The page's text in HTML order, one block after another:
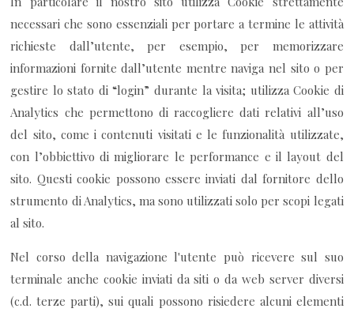
necessari che sono essenziali per portare a termine le attività
richieste dall’utente, per esempio, per memorizzare
informazioni fornite dall’utente mentre naviga nel sito o per
gestire lo stato di “login” durante la visita; utilizza Cookie di
Analytics che permettono di raccogliere dati relativi all’uso
del sito, come i contenuti visitati e le funzionalità utilizzate,
con l’obbiettivo di migliorare le performance e il layout del
sito. Questi cookie possono essere inviati dal fornitore dello
strumento di Analytics, ma sono utilizzati solo per scopi legati
al sito.
Nel corso della navigazione l'utente può ricevere sul suo
terminale anche cookie inviati da siti o da web server diversi
(c.d. terze parti), sui quali possono risiedere alcuni elementi